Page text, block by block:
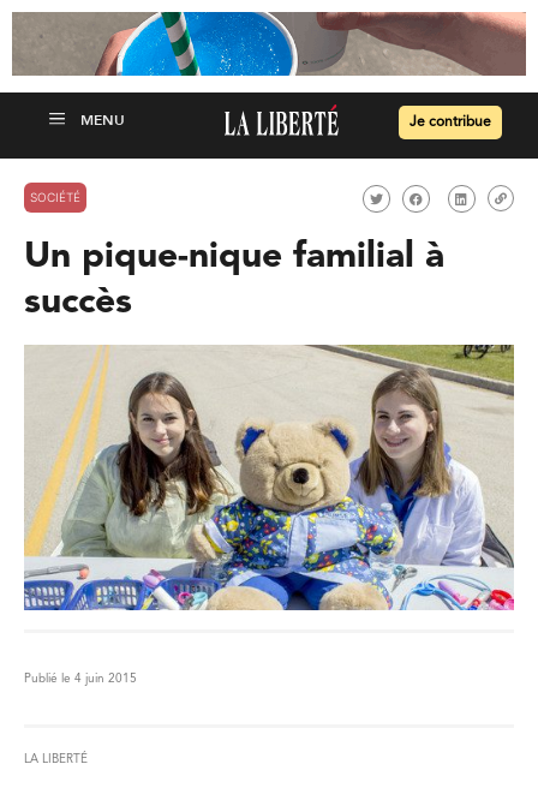
Je contribue
SOCIÉTÉ
Un pique-nique familial à
succès
Publié le 4 juin 2015
LA LIBERTÉ